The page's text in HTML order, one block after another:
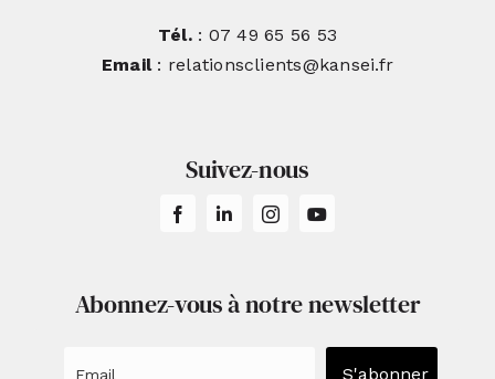
Tél.: 07 49 65 56 53
Email: relationsclients@kansei.fr
Suivez-nous
Abonnez-vous à notre newsletter
S'abonner